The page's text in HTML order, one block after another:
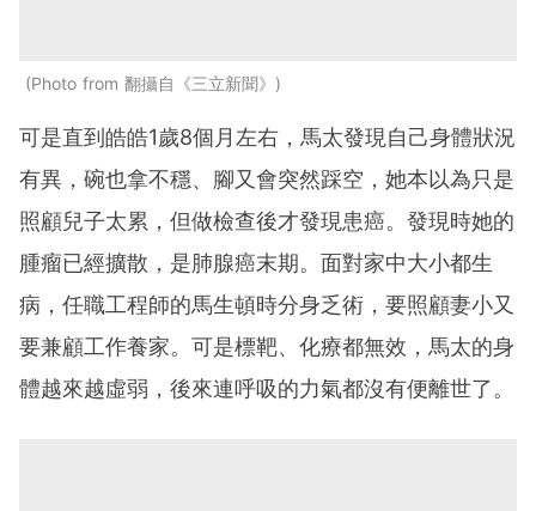
Photo from 翻攝自《三立新聞》
可是直到皓皓1歲8個月左右，馬太發現自己身體狀況
有異，碗也拿不穩、腳又會突然踩空，她本以為只是
照顧兒子太累，但做檢查後才發現患癌。發現時她的
腫瘤已經擴散，是肺腺癌末期。面對家中大小都生
病，任職工程師的馬生頓時分身乏術，要照顧妻小又
要兼顧工作養家。可是標靶、化療都無效，馬太的身
體越來越虛弱，後來連呼吸的力氣都沒有便離世了。